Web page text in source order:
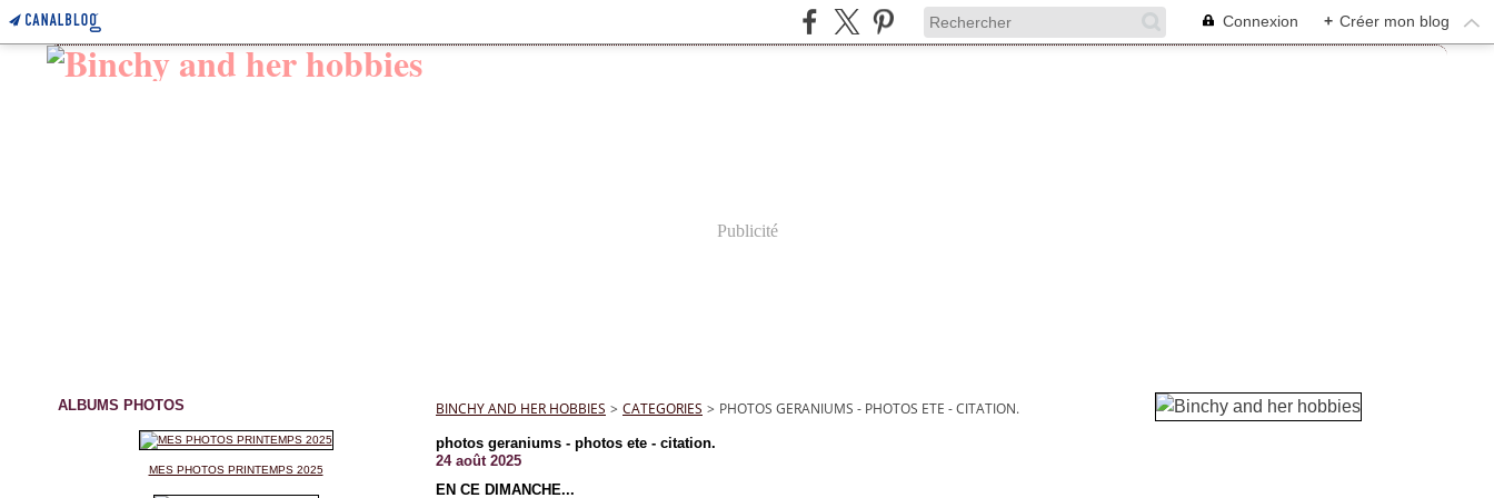
Connexion + Créer mon blog
Publicité
ALBUMS PHOTOS
MES PHOTOS PRINTEMPS 2025
BINCHY AND HER HOBBIES > CATEGORIES > PHOTOS GERANIUMS - PHOTOS ETE - CITATION.
photos geraniums - photos ete - citation.
24 août 2025
EN CE DIMANCHE...